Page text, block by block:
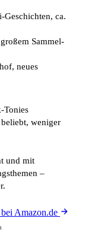
ca.
Sammel-
neues
Tonies
weniger
und mit
–
Amazon.de